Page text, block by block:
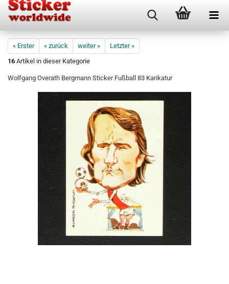
« Erster « zurück weiter »
Letzter »
16 Artikel in dieser Kategorie
Wolfgang Overath Bergmann Sticker Fußball 83 Karikatur